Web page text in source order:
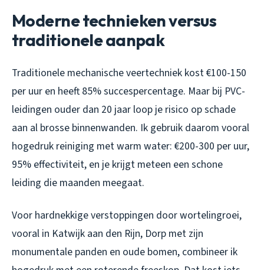
Moderne technieken versus
traditionele aanpak
Traditionele mechanische veertechniek kost €100-150
per uur en heeft 85% succespercentage. Maar bij PVC-
leidingen ouder dan 20 jaar loop je risico op schade
aan al brosse binnenwanden. Ik gebruik daarom vooral
hogedruk reiniging met warm water: €200-300 per uur,
95% effectiviteit, en je krijgt meteen een schone
leiding die maanden meegaat.
Voor hardnekkige verstoppingen door wortelingroei,
vooral in Katwijk aan den Rijn, Dorp met zijn
monumentale panden en oude bomen, combineer ik